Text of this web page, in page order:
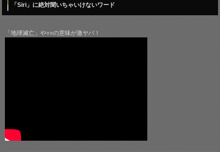
「Siri」に絶対聞いちゃいけないワード
「地球滅亡」や○○の意味が激ヤバ！